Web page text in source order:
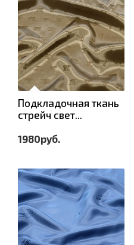
Подкладочная ткань
стрейч свет...
1980руб.